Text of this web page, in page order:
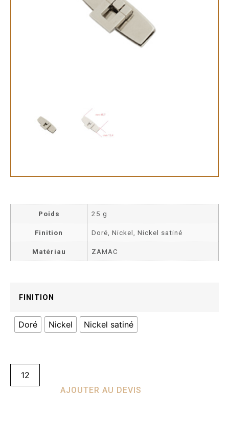
Poids 25 g
Finition Doré, Nickel, Nickel satiné
Matériau ZAMAC
FINITION
Doré Nickel Nickel satiné
AJOUTER AU DEVIS